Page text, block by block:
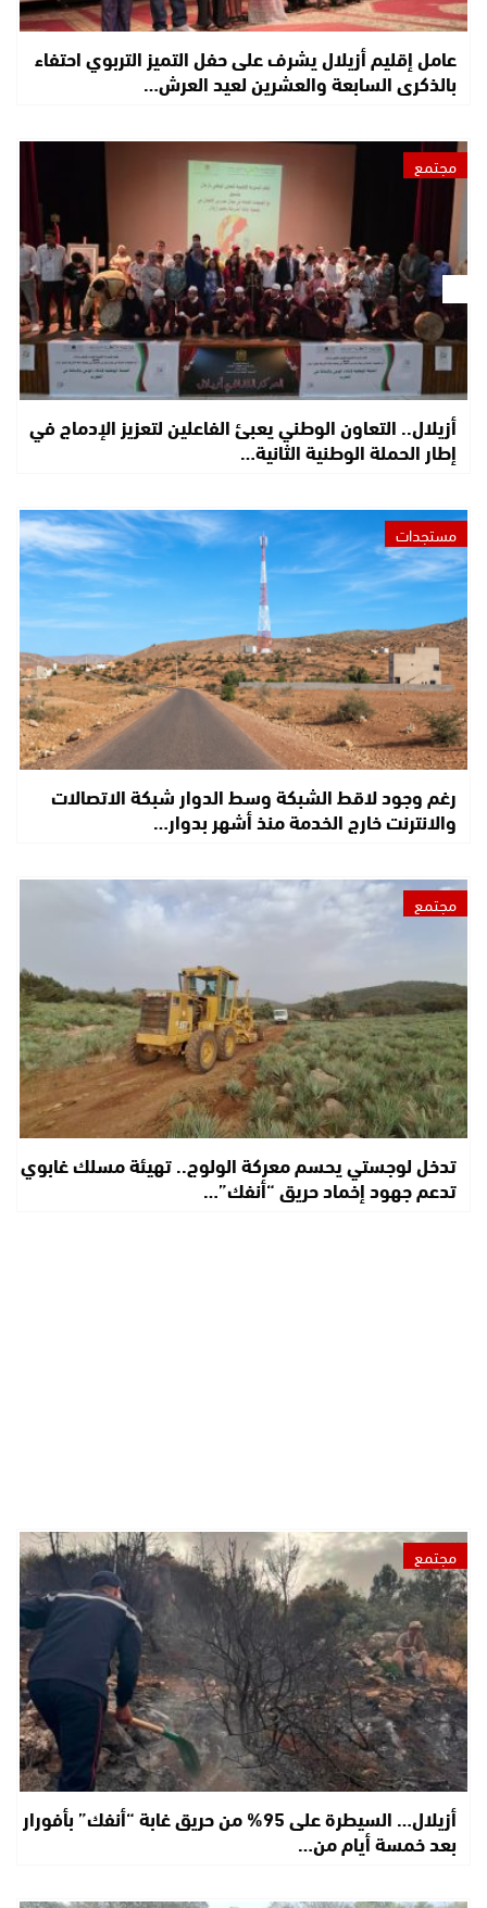
عامل إقليم أزيلال يشرف على حفل التميز التربوي احتفاء
بالذكرى السابعة والعشرين لعيد العرش…
مجتمع
أزيلال.. التعاون الوطني يعبئ الفاعلين لتعزيز الإدماج في
إطار الحملة الوطنية الثانية…
مستجدات
رغم وجود لاقط الشبكة وسط الدوار شبكة الاتصالات
والانترنت خارج الخدمة منذ أشهر بدوار…
مجتمع
تدخل لوجستي يحسم معركة الولوج.. تهيئة مسلك غابوي
تدعم جهود إخماد حريق “أنفك”…
مجتمع
أزيلال… السيطرة على 95% من حريق غابة “أنفك” بأفورار
بعد خمسة أيام من…